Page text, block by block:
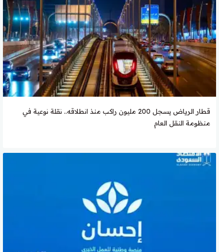
قطار الرياض يسجل 200 مليون راكب منذ انطلاقه.. نقلة نوعية في
منظومة النقل العام